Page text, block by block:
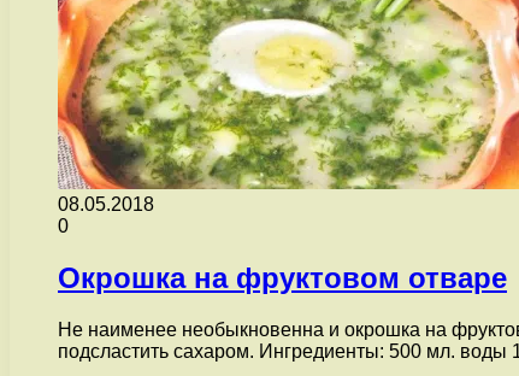
08.05.2018
0
Окрошка на фруктовом отваре
Не наименее необыкновенна и окрошка на
подсластить сахаром. Ингредиенты: 500 мл. воды